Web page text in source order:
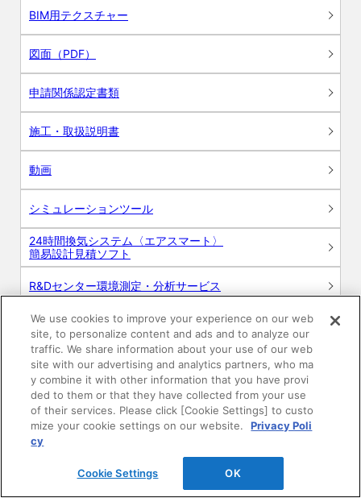
BIM用テクスチャー
図面（PDF）
申請関係認定書類
施工・取扱説明書
動画
シミュレーションツール
24時間換気システム〈エアスマート〉
簡易設計見積ソフト
R&Dセンター環境測定・分析サービス
商品マスター申し込み
プライバシーポリシー
We use cookies to improve your experience on our web
site, to personalize content and ads and to analyze our
traffic. We share information about your use of our web
site with our advertising and analytics partners, who ma
y combine it with other information that you have provi
ded to them or that they have collected from your use
of their services. Please click [Cookie Settings] to custo
mize your cookie settings on our website.
Privacy Poli
cy
Cookie Settings OK